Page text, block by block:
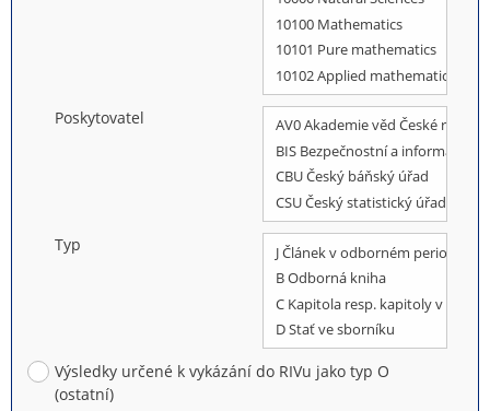
Poskytovatel
Typ
Výsledky určené k vykázání do RIVu jako typ O
(ostatní)